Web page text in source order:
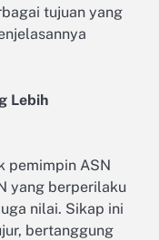
tujuan yang
Lebih
pemimpin ASN
yang berperilaku
nilai. Sikap ini
bertanggung